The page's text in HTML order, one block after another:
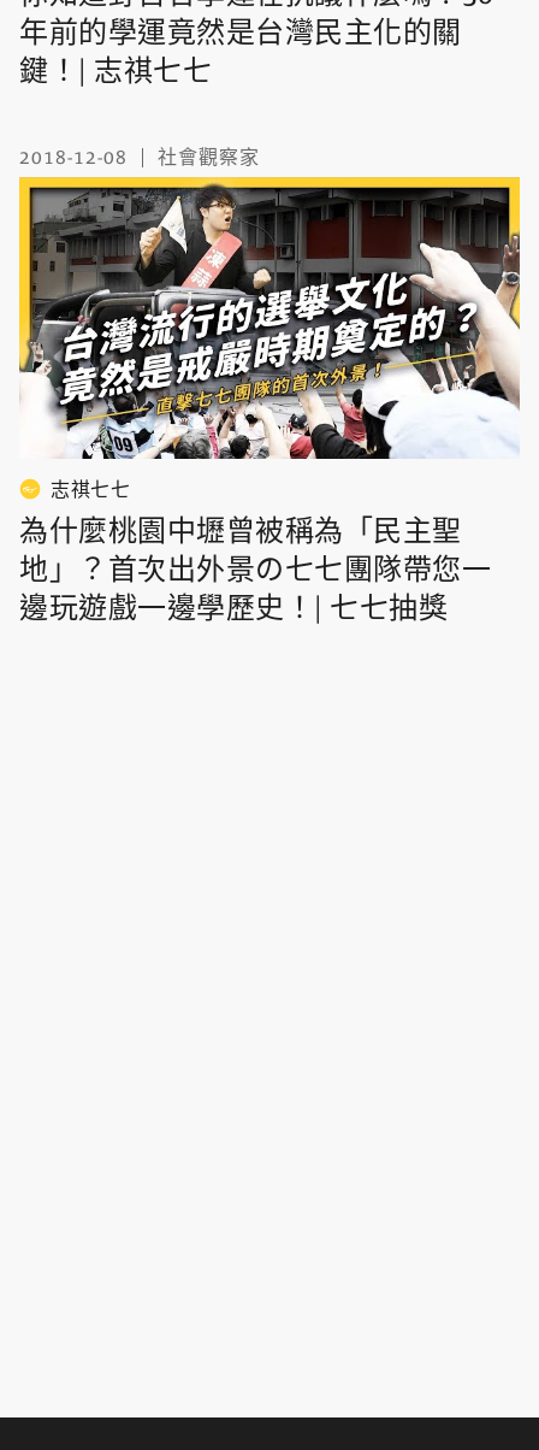
年前的學運竟然是台灣民主化的關
鍵！| 志祺七七
2018-12-08 社會觀察家
志祺七七
為什麼桃園中壢曾被稱為「民主聖
地」？首次出外景の七七團隊帶您一
邊玩遊戲一邊學歷史！| 七七抽獎